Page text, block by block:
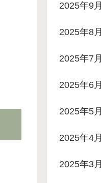
2025年9月
2025年8月
2025年7月
2025年6月
2025年5月
2025年4月
2025年3月